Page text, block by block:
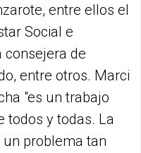
entre ellos el
Social e
consejera de
entre otros. Marci
"es un trabajo
todos y todas. La
problema tan